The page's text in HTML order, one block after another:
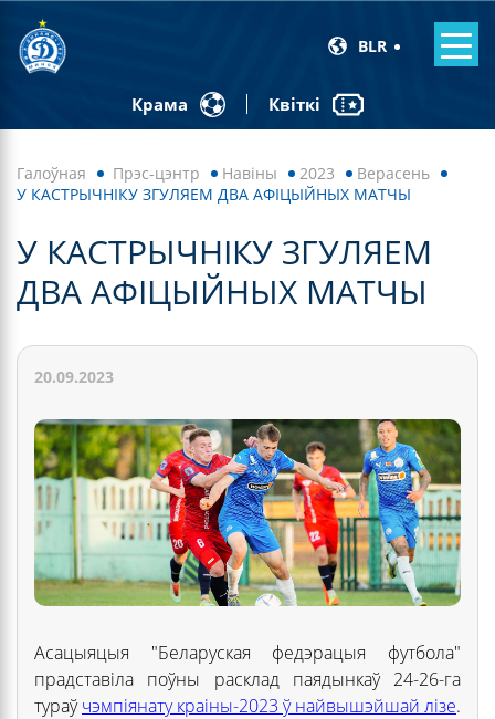
BLR
Крама Квіткі
Галоўная Прэс-цэнтр Навiны 2023
Верасень
У КАСТРЫЧНІКУ ЗГУЛЯЕМ ДВА АФІЦЫЙНЫХ МАТЧЫ
У КАСТРЫЧНІКУ ЗГУЛЯЕМ
ДВА АФІЦЫЙНЫХ МАТЧЫ
20.09.2023
Асацыяцыя "Беларуская федэрацыя футбола"
прадставіла поўны расклад паядынкаў 24-26-га
тураўчэмпіянату краіны-2023 ў найвышэйшай лізе.